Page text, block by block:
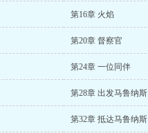
第16章 火焰
第20章 督察官
第24章 一位同伴
第28章 出发马鲁纳斯
第32章 抵达马鲁纳斯